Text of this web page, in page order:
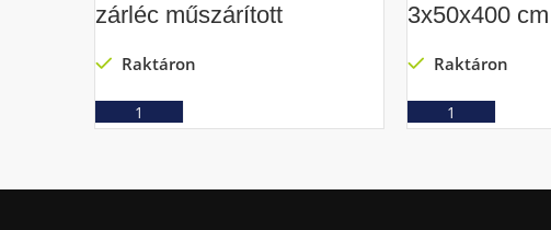
zárléc műszárított
Raktáron
3x50x400 cm
Raktáron